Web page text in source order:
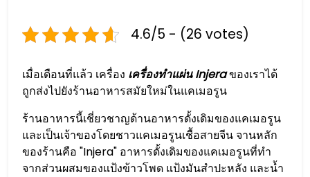
4.6/5 - (26 votes)
เมื่อเดือนที่แล้ว เครื่อง เครื่องทำแผ่น Injeraของเราได้
ถูกส่งไปยังร้านอาหารสมัยใหม่ในแคเมอรูน
ร้านอาหารนี้เชี่ยวชาญด้านอาหารดั้งเดิมของแคเมอรูน
และเป็นเจ้าของโดยชาวแคเมอรูนเชื้อสายจีน จานหลัก
ของร้านคือ "Injera" อาหารดั้งเดิมของแคเมอรูนที่ทำ
จากส่วนผสมของแป้งข้าวโพด แป้งมันสำปะหลัง และน้ำ